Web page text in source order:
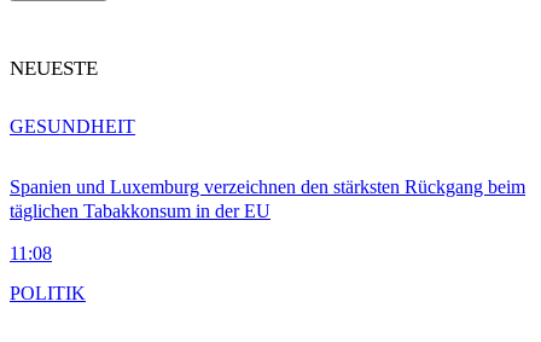
NEUESTE
Spanien und Luxemburg verzeichnen den stärksten Rückgang beim
täglichen Tabakkonsum in der EU
11:08
GESUNDHEIT
POLITIK